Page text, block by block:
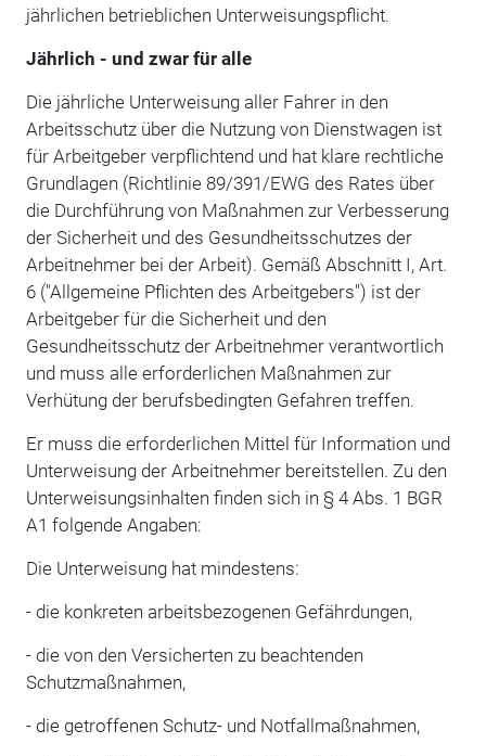
jährlichen betrieblichen Unterweisungspflicht.
Jährlich - und zwar für alle
Die jährliche Unterweisung aller Fahrer in den
Arbeitsschutz über die Nutzung von Dienstwagen ist
für Arbeitgeber verpflichtend und hat klare rechtliche
Grundlagen (Richtlinie 89/391/EWG des Rates über
die Durchführung von Maßnahmen zur Verbesserung
der Sicherheit und des Gesundheitsschutzes der
Arbeitnehmer bei der Arbeit). Gemäß Abschnitt I, Art.
6 ("Allgemeine Pflichten des Arbeitgebers") ist der
Arbeitgeber für die Sicherheit und den
Gesundheitsschutz der Arbeitnehmer verantwortlich
und muss alle erforderlichen Maßnahmen zur
Verhütung der berufsbedingten Gefahren treffen.
Er muss die erforderlichen Mittel für Information und
Unterweisung der Arbeitnehmer bereitstellen. Zu den
Unterweisungsinhalten finden sich in § 4 Abs. 1 BGR
A1 folgende Angaben:
Die Unterweisung hat mindestens:
- die konkreten arbeitsbezogenen Gefährdungen,
- die von den Versicherten zu beachtenden
Schutzmaßnahmen,
- die getroffenen Schutz- und Notfallmaßnahmen,